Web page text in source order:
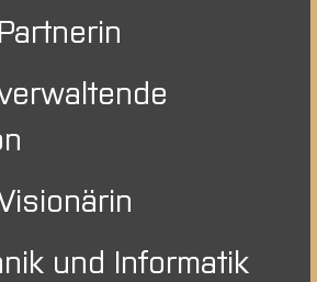
und Informatik